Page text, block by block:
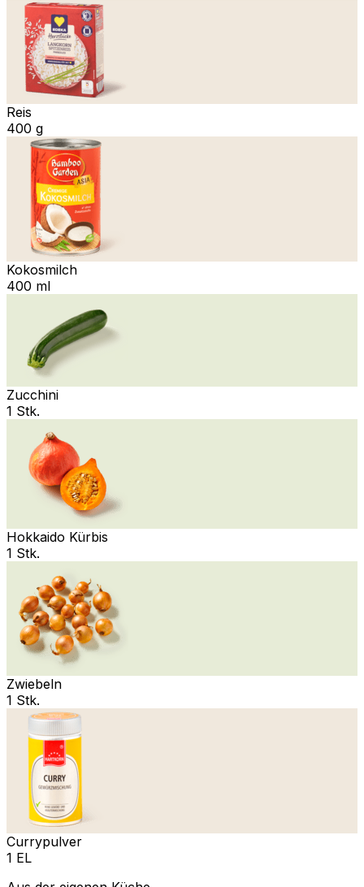
Reis
400 g
Kokosmilch
400 ml
Zucchini
1 Stk.
Hokkaido Kürbis
1 Stk.
Zwiebeln
1 Stk.
Currypulver
1 EL